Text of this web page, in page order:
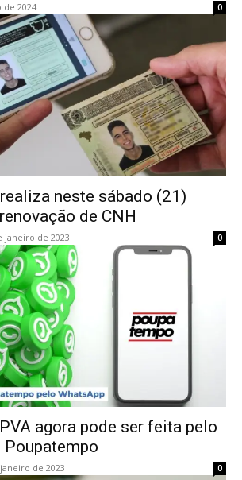
2024 0
neste sábado (21)
de CNH
janeiro de 2023 0
agora pode ser feita pelo
de 2023 0